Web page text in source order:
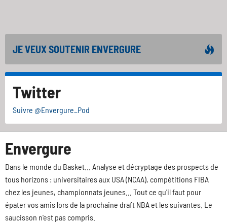
JE VEUX SOUTENIR ENVERGURE
Twitter
Suivre @Envergure_Pod
Envergure
Dans le monde du Basket... Analyse et décryptage des prospects de
tous horizons : universitaires aux USA (NCAA), compétitions FIBA
chez les jeunes, championnats jeunes... Tout ce qu'il faut pour
épater vos amis lors de la prochaine draft NBA et les suivantes. Le
saucisson n'est pas compris.